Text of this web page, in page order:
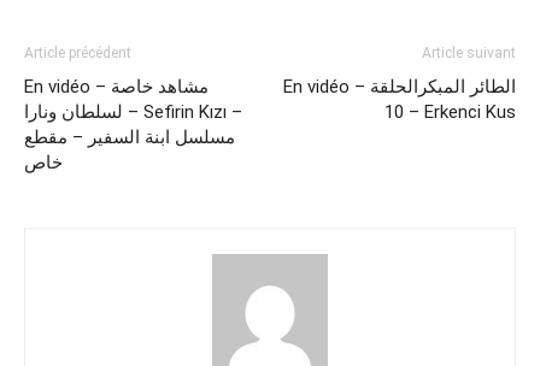
Article précédent
En vidéo – مشاهد خاصة
لسلطان ونارا – Sefirin Kızı –
مسلسل ابنة السفير – مقطع
خاص
Article suivant
En vidéo – الطائر المبكرالحلقة
10 – Erkenci Kus